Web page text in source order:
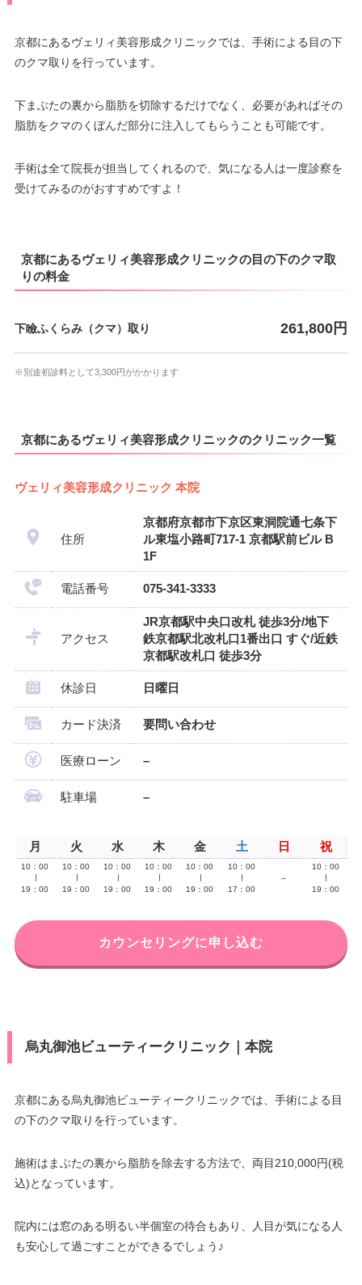
京都にあるヴェリィ美容形成クリニックでは、手術による目の下
のクマ取りを行っています。
下まぶたの裏から脂肪を切除するだけでなく、必要があればその
脂肪をクマのくぼんだ部分に注入してもらうことも可能です。
手術は全て院長が担当してくれるので、気になる人は一度診察を
受けてみるのがおすすめですよ！
京都にあるヴェリィ美容形成クリニックの目の下のクマ取
りの料金
下瞼ふくらみ（クマ）取り 261,800円
※別途初診料として3,300円がかかります
京都にあるヴェリィ美容形成クリニックのクリニック一覧
ヴェリィ美容形成クリニック 本院
住所
京都府京都市下京区東洞院通七条下
ル東塩小路町717-1 京都駅前ビル B
1F
電話番号 075-341-3333
アクセス
JR京都駅中央口改札 徒歩3分/地下
鉄京都駅北改札口1番出口 すぐ/近鉄
京都駅改札口 徒歩3分
休診日 日曜日
カード決済 要問い合わせ
医療ローン –
駐車場 –
月 火 水 木 金 土 日 祝
10：00
19：00
10：00
19：00
10：00
19：00
10：00
19：00
10：00
19：00
10：00
17：00
–
10：00
19：00
カウンセリングに申し込む
烏丸御池ビューティークリニック｜本院
京都にある烏丸御池ビューティークリニックでは、手術による目
の下のクマ取りを行っています。
施術はまぶたの裏から脂肪を除去する方法で、両目210,000円(税
込)となっています。
院内には窓のある明るい半個室の待合もあり、人目が気になる人
も安心して過ごすことができるでしょう♪